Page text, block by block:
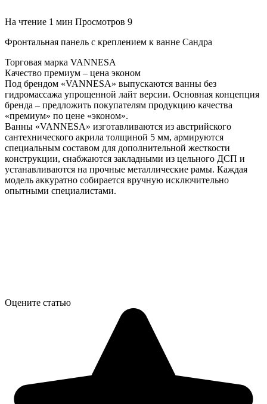
На чтение 1 мин Просмотров 9
Фронтальная панель с креплением к ванне Сандра
Торговая марка VANNESA
Качество премиум – цена эконом
Под брендом «VANNESA» выпускаются ванны без
гидромассажа упрощенной лайт версии. Основная концепция
бренда – предложить покупателям продукцию качества
«премиум» по цене «эконом».
Ванны «VANNESA» изготавливаются из австрийского
сантехнического акрила толщиной 5 мм, армируются
специальным составом для дополнительной жесткости
конструкции, снабжаются закладными из цельного ДСП и
устанавливаются на прочные металлические рамы. Каждая
модель аккуратно собирается вручную исключительно
опытными специалистами.
Оцените статью